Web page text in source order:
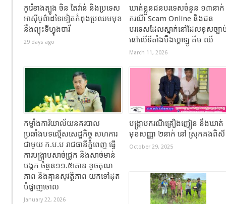
កូរ៉េខាងត្បូង ចិន តៃវ៉ាន់ និងប្រទេស
អាស៊ីបូព៌ាដទៃទៀតកំពុងប្រឈមមុខ
នឹងព្យុះទីហ្វុងបាវី
29 days ago
ឃាត់ខ្លួនជនបរទេសចំនួន ១៣នាក់
ករណី Scam Online និងជន
បរទេសដែលស្នាក់នៅដែលខុសច្បា
នៅលើទីតាំងបឹងហ្គាឡូ គីម ឈី
March 11, 2026
កម្លាំងការិយាល័យនគរបាល
ប្រឆាំងបទល្មើសសេដ្ឋកិច្ច សហការ
ជាមួយ ក.ប.ប រាជធានីភ្នំពេញ ធ្វើ
ការបង្ក្រាបសាច់ជ្រូក និងសាច់មាន់
បង្កក ចំនួន១១.៥តោន ខូចគុណ
ភាព និងគ្មានសុវត្ថិភាព យកទៅដុត
បំផ្លាញចោល
January 22, 2026
បង្ក្រាបករណីគ្រឿងញៀន នឹងឃាត់
មុខសញ្ញា ២នាក់ នៅ ស្រុកគងពិ
October 29, 2025